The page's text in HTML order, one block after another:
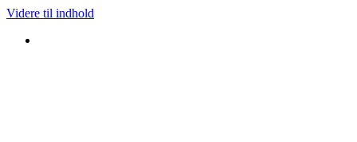
Videre til indhold